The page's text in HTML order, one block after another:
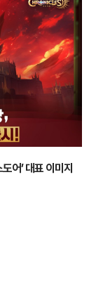
어’ 대표 이미지